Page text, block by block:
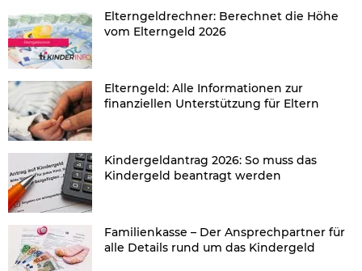
Elterngeldrechner: Berechnet die Höhe
vom Elterngeld 2026
Elterngeld: Alle Informationen zur
finanziellen Unterstützung für Eltern
Kindergeldantrag 2026: So muss das
Kindergeld beantragt werden
Familienkasse – Der Ansprechpartner für
alle Details rund um das Kindergeld